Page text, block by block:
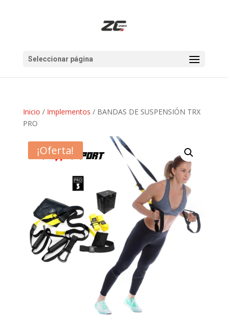
Seleccionar página
Inicio / Implementos / BANDAS DE SUSPENSIÓN TRX
PRO
¡Oferta!